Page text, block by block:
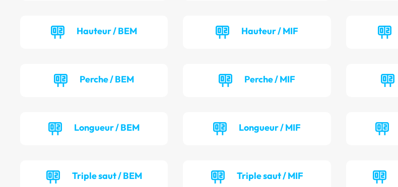
Hauteur / BEM Hauteur / MIF
Perche / BEM Perche / MIF
Longueur / BEM Longueur / MIF
Triple saut / BEM Triple saut / MIF